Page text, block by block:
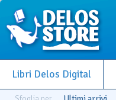
Libri Delos Digital